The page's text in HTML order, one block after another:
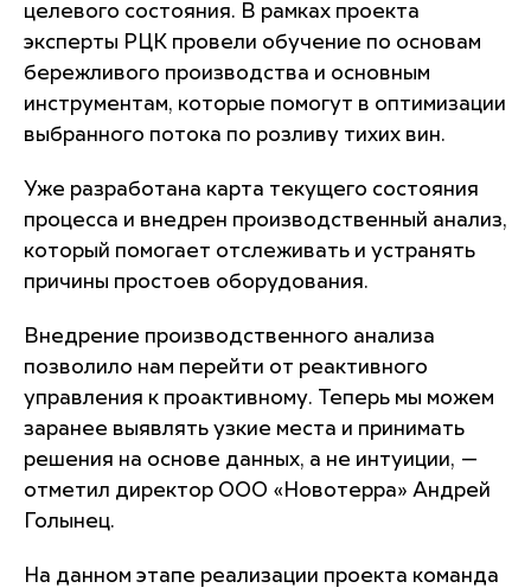
целевого состояния. В рамках проекта
эксперты РЦК провели обучение по основам
бережливого производства и основным
инструментам, которые помогут в оптимизации
выбранного потока по розливу тихих вин.
Уже разработана карта текущего состояния
процесса и внедрен производственный анализ,
который помогает отслеживать и устранять
причины простоев оборудования.
Внедрение производственного анализа
позволило нам перейти от реактивного
управления к проактивному. Теперь мы можем
заранее выявлять узкие места и принимать
решения на основе данных, а не интуиции, —
отметил директор ООО «Новотерра» Андрей
Голынец.
На данном этапе реализации проекта команда